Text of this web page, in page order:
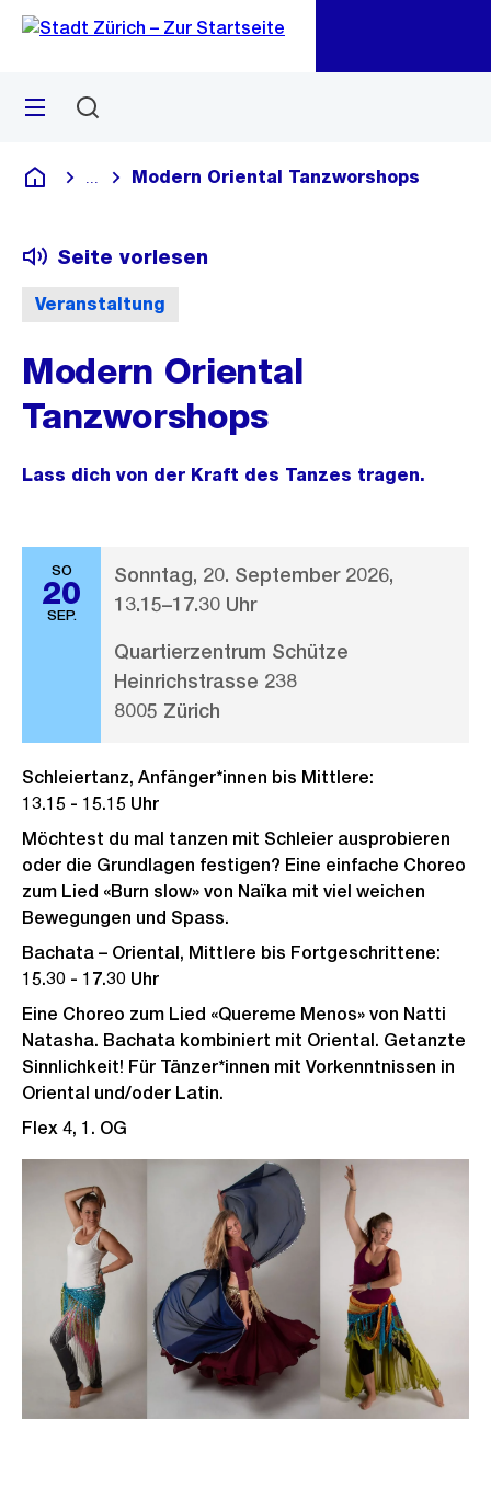
Navigation
Sprunglink
Menü
Deutsch
Blende alle Breadcrumbs ein
Modern Oriental Tanzworshops
Veranstaltung
Seite vorlesen
Modern Oriental
Tanzworshops
Lass dich von der Kraft des Tanzes tragen.
SO
20
SEP.
Sonntag, 20. September 2026,
13.15–17.30 Uhr
Quartierzentrum Schütze
Heinrichstrasse 238
8005 Zürich
Schleiertanz, Anfänger*innen bis Mittlere:
13.15 - 15.15 Uhr
Möchtest du mal tanzen mit Schleier ausprobieren
oder die Grundlagen festigen? Eine einfache Choreo
zum Lied «Burn slow» von Naïka mit viel weichen
Bewegungen und Spass.
Bachata – Oriental, Mittlere bis Fortgeschrittene:
15.30 - 17.30 Uhr
Eine Choreo zum Lied «Quereme Menos» von Natti
Natasha. Bachata kombiniert mit Oriental. Getanzte
Sinnlichkeit! Für Tänzer*innen mit Vorkenntnissen in
Oriental und/oder Latin.
Flex 4, 1. OG